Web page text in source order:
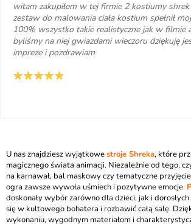
witam zakupiłem w tej firmie 2 kostiumy
zestaw do malowania ciała kostium spełnił
100% wszystko takie realistyczne jak w filmie
byliśmy na niej gwiazdami wieczoru dziękuję
impreze i pozdrawiam
U nas znajdziesz wyjątkowestroje Shreka, które
magicznego świata animacji. Niezależnie od tego,
na karnawał, bal maskowy czy tematyczne
ogra zawsze wywoła uśmiech i pozytywne emocje.
doskonały wybór zarówno dla dzieci, jak i
się w kultowego bohatera i rozbawić całą salę.
wykonaniu, wygodnym materiałom i